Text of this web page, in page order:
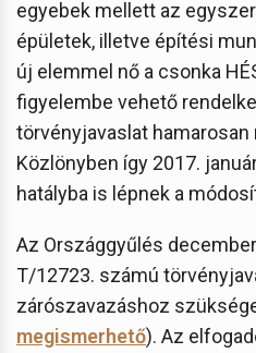
egyebek mellett az
épületek, illetve építési
új elemmel nő a csonka
figyelembe vehető
törvényjavaslat
Közlönyben így 2017.
hatályba is lépnek a
Az Országgyűlés
T/12723. számú
zárószavazáshoz
megismerhető). Az